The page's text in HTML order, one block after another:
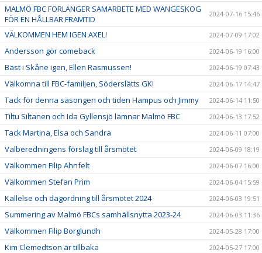
MALMÖ FBC FÖRLÄNGER SAMARBETE MED WANGESKOG
FÖR EN HÅLLBAR FRAMTID
2024-07-16 15:46
VÄLKOMMEN HEM IGEN AXEL! 2024-07-09 17:02
Andersson gör comeback 2024-06-19 16:00
Bäst i Skåne igen, Ellen Rasmussen! 2024-06-19 07:43
Välkomna till FBC-familjen, Söderslätts GK! 2024-06-17 14:47
Tack för denna säsongen och tiden Hampus och Jimmy 2024-06-14 11:50
Tiltu Siltanen och Ida Gyllensjö lämnar Malmö FBC 2024-06-13 17:52
Tack Martina, Elsa och Sandra 2024-06-11 07:00
Valberedningens förslag till årsmötet 2024-06-09 18:19
Välkommen Filip Ahnfelt 2024-06-07 16:00
Välkommen Stefan Prim 2024-06-04 15:59
Kallelse och dagordning till årsmötet 2024 2024-06-03 19:51
Summering av Malmö FBCs samhällsnytta 2023-24 2024-06-03 11:36
Välkommen Filip Borglundh 2024-05-28 17:00
Kim Clemedtson är tillbaka 2024-05-27 17:00